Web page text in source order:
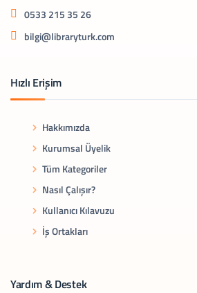
0533 215 35 26
bilgi@libraryturk.com
Hızlı Erişim
Hakkımızda
Kurumsal Üyelik
Tüm Kategoriler
Nasıl Çalışır?
Kullanıcı Kılavuzu
İş Ortakları
Yardım & Destek